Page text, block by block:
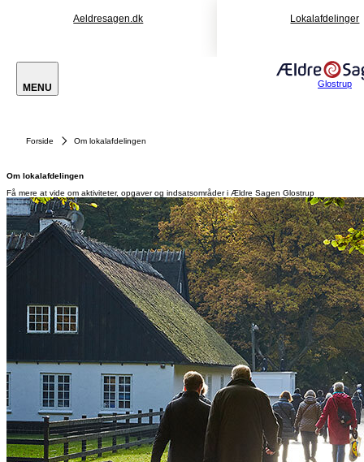
Aeldresagen.dk Lokalafdelinger
MENU Glostrup
Forside Om lokalafdelingen
Om lokalafdelingen
Få mere at vide om aktiviteter, opgaver og indsatsområder i Ældre Sagen Glostrup